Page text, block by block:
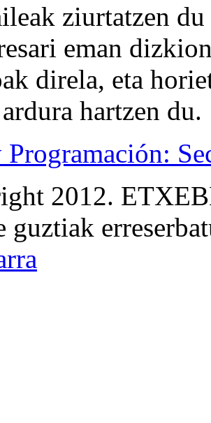
ziurtatzen
eman
direla, eta
hartzen du.
2012.
guztiak